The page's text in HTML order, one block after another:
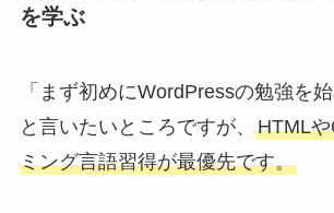
を学ぶ
「まず初めにWordPressの勉強を
と言いたいところですが、 HTML
ミング言語習得が最優先です。